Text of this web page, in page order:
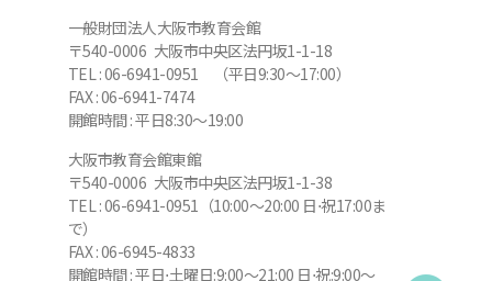
一般財団法人大阪市教育会館
〒540-0006 大阪市中央区法円坂1-1-18
TEL : 06-6941-0951 （平日9:30～17:00）
FAX : 06-6941-7474
開館時間 : 平日8:30～19:00
大阪市教育会館東館
〒540-0006 大阪市中央区法円坂1-1-38
TEL : 06-6941-0951（10:00～20:00 日⋅祝17:00ま
で）
FAX : 06-6945-4833
開館時間 : 平日⋅土曜日:9:00～21:00 日⋅祝:9:00～